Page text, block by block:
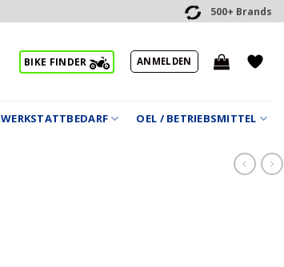
500+ Brands
BIKE FINDER ANMELDEN
WERKSTATTBEDARF OEL / BETRIEBSMITTEL